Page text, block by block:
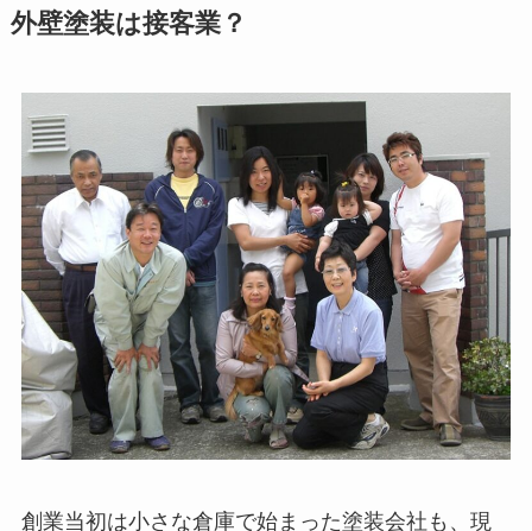
外壁塗装は接客業？
創業当初は小さな倉庫で始まった塗装会社も、現